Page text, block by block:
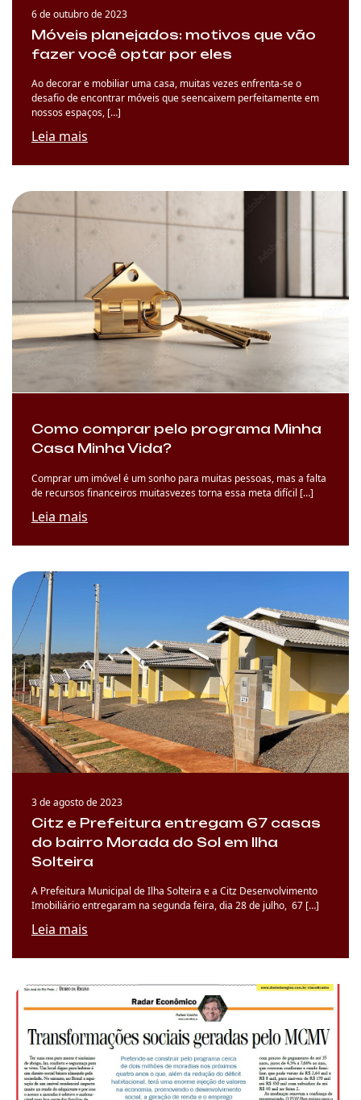
6 de outubro de 2023
Móveis planejados: motivos que vão
fazer você optar por eles
Ao decorar e mobiliar uma casa, muitas vezes enfrenta-se o
desafio de encontrar móveis que seencaixem perfeitamente em
nossos espaços, […]
Leia mais
Como comprar pelo programa Minha
Casa Minha Vida?
Comprar um imóvel é um sonho para muitas pessoas, mas a falta
de recursos financeiros muitasvezes torna essa meta difícil […]
Leia mais
3 de agosto de 2023
Citz e Prefeitura entregam 67 casas
do bairro Morada do Sol em Ilha
Solteira
A Prefeitura Municipal de Ilha Solteira e a Citz Desenvolvimento
Imobiliário entregaram na segunda feira, dia 28 de julho, 67 […]
Leia mais